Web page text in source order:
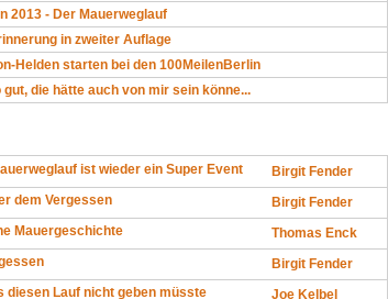
2013 - Der Mauerweglauf
in zweiter Auflage
Helden starten bei den 100MeilenBerlin
gut, die hätte auch von mir sein könne...
ist wieder ein Super Event
Birgit Fender
dem Vergessen
Birgit Fender
Mauergeschichte
Thomas Enck
Birgit Fender
diesen Lauf nicht geben müsste Joe Kelbel